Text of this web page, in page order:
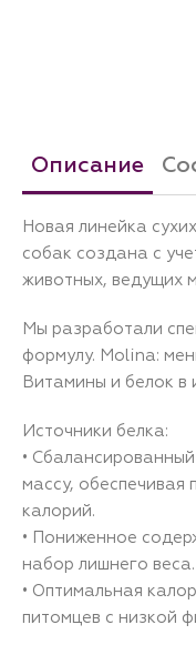
Описание
Новая линейка
собак создана с
животных, ведущих
Мы разработали
формулу. Molina:
Витамины и белок в
Источники белка:
•
массу, обеспечивая
калорий.
• Пониженное
набор лишнего веса.
• Оптимальная
питомцев с низкой